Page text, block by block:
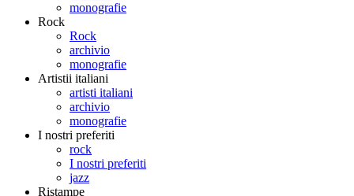
monografie
Rock
Rock
archivio
monografie
Artistii italiani
artisti italiani
archivio
monografie
I nostri preferiti
rock
I nostri preferiti
jazz
Ristampe